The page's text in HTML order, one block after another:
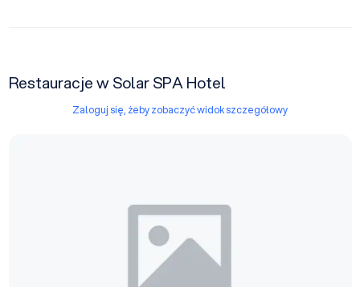
Restauracje w Solar SPA Hotel
Zaloguj się, żeby zobaczyć widok szczegółowy